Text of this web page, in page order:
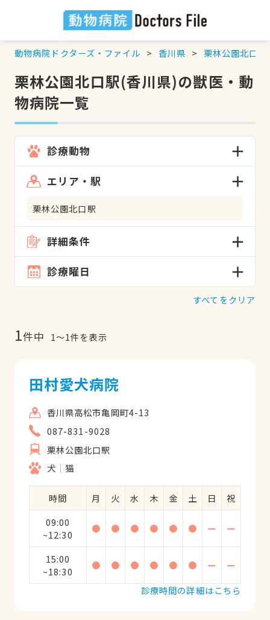
動物病院ドクターズ・ファイル 香川県 栗林公園北口駅
栗林公園北口駅(香川県)の獣医・動
物病院一覧
診療動物
エリア・駅
栗林公園北口駅
詳細条件
診療曜日
すべてをクリア
1件中 1〜1件を表示
田村愛犬病院
香川県高松市亀岡町4-13
087-831-9028
栗林公園北口駅
犬
猫
時間 月 火 水 木 金 土 日
祝
09:00
~12:30
● ● ● ● ● ● ー ー
15:00
~18:30
● ● ● ● ● ● ー
ー
診療時間の詳細はこちら